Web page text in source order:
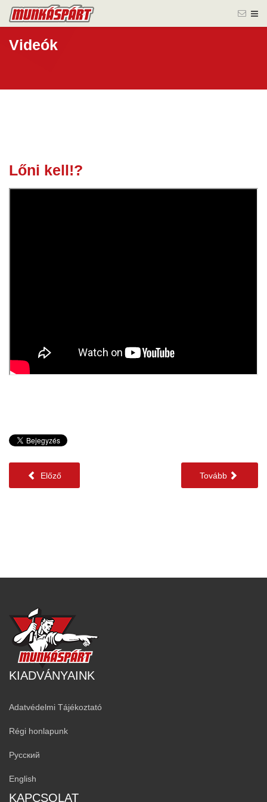
Videók
Lőni kell!?
Előző Tovább
KIADVÁNYAINK
Adatvédelmi Tájékoztató
Régi honlapunk
Русский
English
KAPCSOLAT